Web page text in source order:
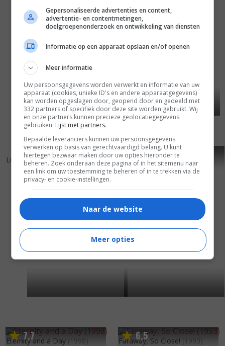
5, 9
Luther (2003) 6,1
Pane e tulipani (2000)
7,7
Eternity and a Day (1998) 6,5
Faraway, So Close! (1993)
Gepersonaliseerde advertenties en content,
advertentie- en contentmetingen,
doelgroepenonderzoek en ontwikkeling van diensten
Informatie op een apparaat opslaan en/of openen
Meer informatie
Uw persoonsgegevens worden verwerkt en informatie van uw
apparaat (cookies, unieke ID's en andere apparaatgegevens)
kan worden opgeslagen door, geopend door en gedeeld met
332 partners of specifiek door deze site worden gebruikt. Wij
en onze partners kunnen precieze geolocatiegegevens
gebruiken. Lijst met partners.
Bepaalde leveranciers kunnen uw persoonsgegevens
verwerken op basis van gerechtvaardigd belang. U kunt
hiertegen bezwaar maken door uw opties hieronder te
beheren. Zoek onderaan deze pagina of in het sitemenu naar
een link om uw toestemming te beheren of in te trekken via de
privacy- en cookie-instellingen.
Naar de website
Meer opties